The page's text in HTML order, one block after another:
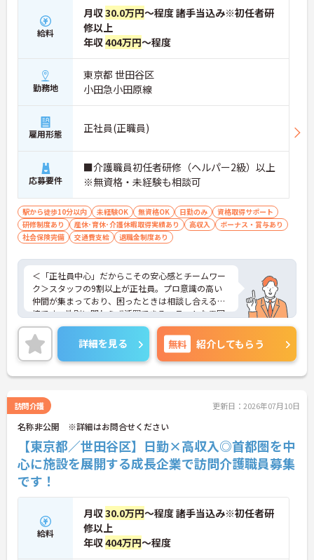
給料
月収30.0万円～程度 諸手当込み※初任者研
修以上
年収404万円～程度
勤務地
東京都 世田谷区
小田急小田原線
雇用形態 正社員(正職員)
応募要件
■介護職員初任者研修（ヘルパー2級）以上
※無資格・未経験も相談可
駅から徒歩10分以内 未経験OK 無資格OK 日勤のみ
資格取得サポート
研修制度あり
産休･育休･介護休暇取得実績あり 高収入
ボーナス・賞与あり
社会保険完備
交通費支給 退職金制度あり
＜「正社員中心」だからこその安心感とチームワー
ク＞スタッフの9割以上が正社員。プロ意識の高い
仲間が集まっており、困ったときは相談し合える環
境です。性別に関わらず活躍できるフラットな雰囲
気があります。
＜電動自転車でラクラク移動！身体への負担を軽減
＞会社から1人1台、専用の電動自転車が支給されま
す（一部例外あり）。お客様のご自宅への移動が快
適になるだけでなく、貸与された自転車での通勤も
合えます。
＜頑張りがしっかり給与に反映される仕組み＞「社
員を大事にする」をモットーに、業界トップクラス
の給与水準を目指しています。賞与は年2回あり、資
格手当や土日出勤手当も充実。キャリアパスも明確
で、管理者へのステップアップなど、頑張りに応じ
て収入もやりがいもアップします。
詳細を見る 無料 紹介してもらう
訪問介護 更新日：2026年07月10日
名称非公開 ※詳細はお問合せください
【東京都／世田谷区】日勤×高収入◎首都圏を中
心に施設を展開する成長企業で訪問介護職員募集
です！
給料
月収30.0万円～程度 諸手当込み※初任者研
修以上
年収404万円～程度